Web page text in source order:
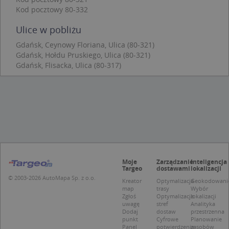
Kod pocztowy 80-332
Ulice w pobliżu
Gdańsk, Ceynowy Floriana, Ulica (80-321)
Gdańsk, Hołdu Pruskiego, Ulica (80-321)
Gdańsk, Flisacka, Ulica (80-317)
© 2003-2026 AutoMapa Sp. z o.o.
Moje
Targeo
Kreator
map
Zgłoś
uwagę
Dodaj
punkt
Panel
Zarządzanie
dostawami
Optymalizacja
trasy
Optymalizacja
stref
dostaw
Cyfrowe
potwierdzenie
Inteligencja
lokalizacji
Wybór
lokalizacji
Analityka
przestrzenna
Planowanie
zasobów
Niezbędne pliki cookie umożliwiają korzystanie z
jak logowanie użytkownika i zarządzanie kontem.
prawidłowo korzystać ze strony internetowej.
Nazwa
Provider
Domena
to